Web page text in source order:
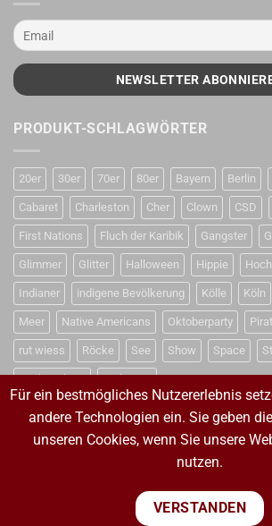
PRODUKT-SCHLAGWÖRTER
20er 30er 70er 80er Bayern Berlin
Cabaret Charleston Cher Clown CSD
First Nations Fluch der Karibik Gangster
Glimmer Glitter Halloween Hippie
Indianer indigene Bevölkerung Kölle Köln
Meer Native Americans Oktoberparty Pirat
rut wiess Röcke See Show Space
Weihnachten Weltraum
VERTRAG WIDERRUFEN
VERTRAG WIDERRUFEN
Für ein bestmögliches Nutzererlebnis
andere Technologien ein. Sie geben
unseren Cookies, wenn Sie unsere
nutzen.
VERSTANDEN